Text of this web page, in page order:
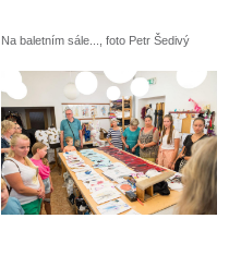
Na baletním sále..., foto Petr Šedivý